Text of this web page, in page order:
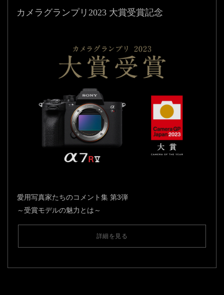
カメラグランプリ2023 大賞受賞記念
愛用写真家たちのコメント集 第3弾
～受賞モデルの魅力とは～
詳細を見る